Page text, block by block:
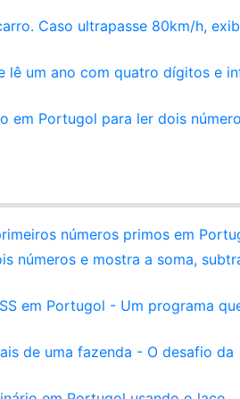
Caso ultrapasse 80km/h,
lê um ano com quatro dígitos e
em Portugol para ler dois
números primos em
números e mostra a soma,
em Portugol - Um programa
de uma fazenda - O desafio da